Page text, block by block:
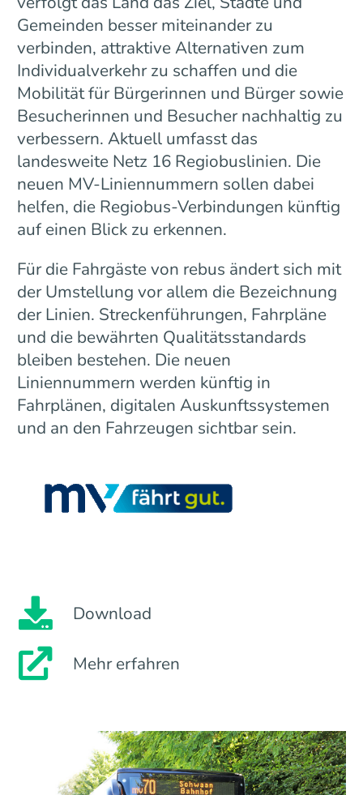
Gemeinden besser miteinander zu
verbinden, attraktive Alternativen zum
Individualverkehr zu schaffen und die
Mobilität für Bürgerinnen und Bürger sowie
Besucherinnen und Besucher nachhaltig zu
verbessern. Aktuell umfasst das
landesweite Netz 16 Regiobuslinien. Die
neuen MV-Liniennummern sollen dabei
helfen, die Regiobus-Verbindungen künftig
auf einen Blick zu erkennen.
Für die Fahrgäste von rebus ändert sich mit
der Umstellung vor allem die Bezeichnung
der Linien. Streckenführungen, Fahrpläne
und die bewährten Qualitätsstandards
bleiben bestehen. Die neuen
Liniennummern werden künftig in
Fahrplänen, digitalen Auskunftssystemen
und an den Fahrzeugen sichtbar sein.
Download
Mehr erfahren